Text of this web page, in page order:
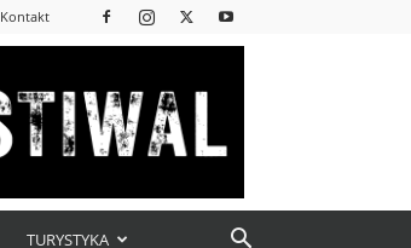
Kontakt
TURYSTYKA